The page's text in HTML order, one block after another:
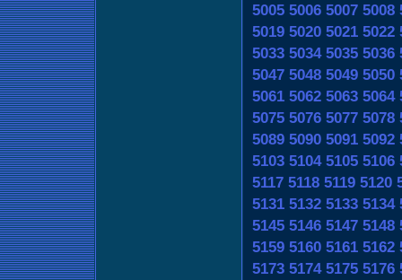
5005 5006 5007 5008
5019 5020 5021 5022
5033 5034 5035 5036
5047 5048 5049 5050
5061 5062 5063 5064
5075 5076 5077 5078
5089 5090 5091 5092
5103 5104 5105 5106
5117 5118 5119 5120
5131 5132 5133 5134
5145 5146 5147 5148
5159 5160 5161 5162
5173 5174 5175 5176